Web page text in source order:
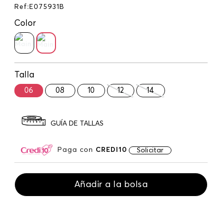
Ref : E075931B
Color
Talla
06 08 10 12 14
GUÍA DE TALLAS
Paga con CREDI10 Solicitar
Añadir a la bolsa